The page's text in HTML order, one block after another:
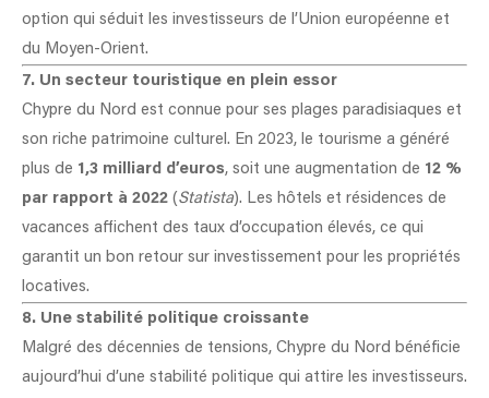
option qui séduit les investisseurs de l’Union européenne et
du Moyen-Orient.
7. Un secteur touristique en plein essor
Chypre du Nord est connue pour ses plages paradisiaques et
son riche patrimoine culturel. En 2023, le tourisme a généré
plus de 1,3 milliard d’euros, soit une augmentation de 12 %
par rapport à 2022 ( Statista). Les hôtels et résidences de
vacances affichent des taux d’occupation élevés, ce qui
garantit un bon retour sur investissement pour les propriétés
locatives.
8. Une stabilité politique croissante
Malgré des décennies de tensions, Chypre du Nord bénéficie
aujourd’hui d’une stabilité politique qui attire les investisseurs.